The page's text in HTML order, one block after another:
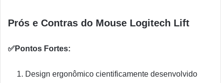
Prós e Contras do Mouse Logitech Lift
✅Pontos Fortes:
Design ergonômico cientificamente desenvolvido